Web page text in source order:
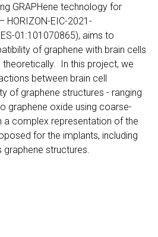
GRAPHene technology for
HORIZON-EIC-2021-
01:101070865), aims to
of graphene with brain cells
theoretically. In this project, we
between brain cell
of graphene structures - ranging
graphene oxide using coarse-
a complex representation of the
for the implants, including
structures.